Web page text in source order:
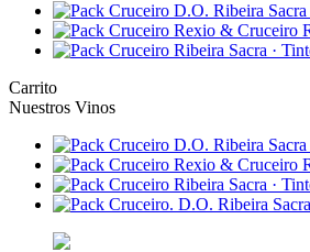
Carrito
Nuestros Vinos